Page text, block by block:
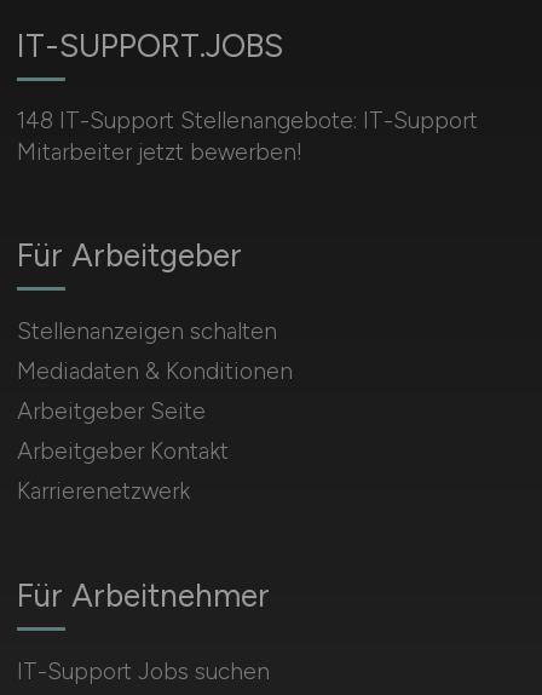
IT-SUPPORT.JOBS
148 IT-Support Stellenangebote: IT-Support
Mitarbeiter jetzt bewerben!
Für Arbeitnehmer
IT-Support Jobs suchen
Für Arbeitgeber
Stellenanzeigen schalten
Mediadaten & Konditionen
Arbeitgeber Seite
Arbeitgeber Kontakt
Karrierenetzwerk